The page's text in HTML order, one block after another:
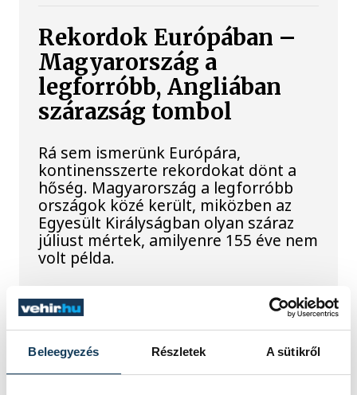
Beleegyezés Részletek A sütikről
Rekordok Európában –
Magyarország a
legforróbb, Angliában
szárazság tombol
Rá sem ismerünk Európára,
kontinensszerte rekordokat dönt a
hőség. Magyarország a legforróbb
országok közé került, miközben az
Egyesült Királyságban olyan száraz
júliust mértek, amilyenre 155 éve nem
volt példa.
A múltban és ma is rossz
hírt hoz a dunai Ínség-
szikla